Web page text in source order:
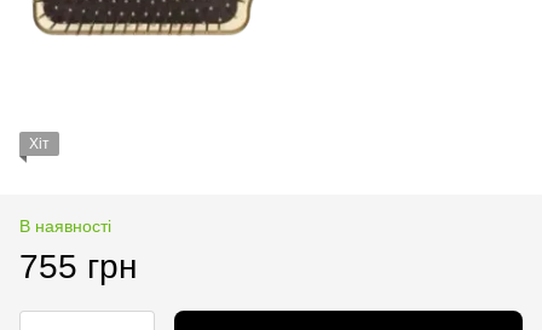
Хіт
В наявності
755 грн